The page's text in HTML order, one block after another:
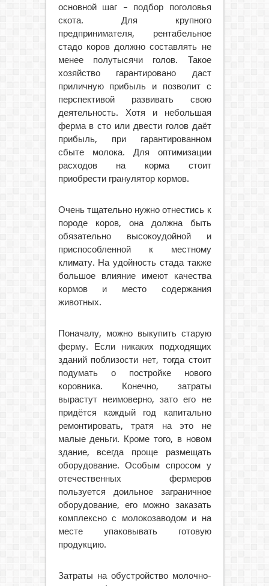
основной шаг – подбор поголовья
скота. Для крупного
предпринимателя, рентабельное
стадо коров должно составлять не
менее полутысячи голов. Такое
хозяйство гарантировано даст
приличную прибыль и позволит с
перспективой развивать свою
деятельность. Хотя и небольшая
ферма в сто или двести голов даёт
прибыль, при гарантированном
сбыте молока. Для оптимизации
расходов на корма стоит
приобрести гранулятор кормов.
Очень тщательно нужно отнестись к
породе коров, она должна быть
обязательно высокоудойной и
приспособленной к местному
климату. На удойность стада также
большое влияние имеют качества
кормов и место содержания
животных.
Поначалу, можно выкупить старую
ферму. Если никаких подходящих
зданий поблизости нет, тогда стоит
подумать о постройке нового
коровника. Конечно, затраты
вырастут неимоверно, зато его не
придётся каждый год капитально
ремонтировать, тратя на это не
малые деньги. Кроме того, в новом
здание, всегда проще размещать
оборудование. Особым спросом у
отечественных фермеров
пользуется доильное заграничное
оборудование, его можно заказать
комплексно с молокозаводом и на
месте упаковывать готовую
продукцию.
Затраты на обустройство молочно-